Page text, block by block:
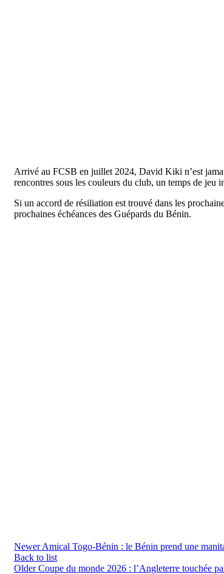
Arrivé au FCSB en juillet 2024, David Kiki n’est
rencontres sous les couleurs du club, un temps de
Si un accord de résiliation est trouvé dans les
prochaines échéances des Guépards du Bénin.
Newer Amical Togo-Bénin : le Bénin prend une
Back to list
Older Coupe du monde 2026 : l’Angleterre touchée